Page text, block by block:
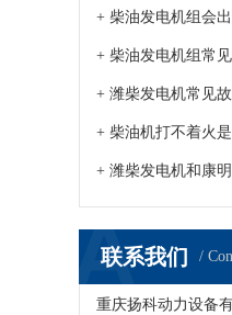
+ 柴油发电机组会
+ 潍柴发电机常见
+ 柴油机打不着火
+ 潍柴发电机和康
联系我们 /
重庆扬科动力设备